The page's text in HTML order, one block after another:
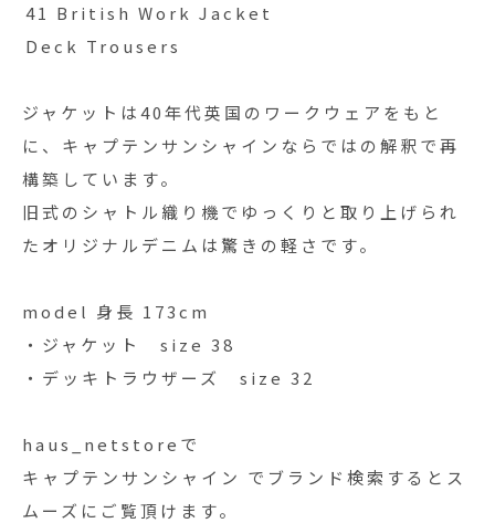
︎41 British Work Jacket
︎Deck Trousers
ジャケットは40年代英国のワークウェアをもと
に、キャプテンサンシャインならではの解釈で再
構築しています。
旧式のシャトル織り機でゆっくりと取り上げられ
たオリジナルデニムは驚きの軽さです。
model 身長 173cm
・ジャケット size 38
・デッキトラウザーズ size 32
haus_netstoreで
キャプテンサンシャイン でブランド検索するとス
ムーズにご覧頂けます。